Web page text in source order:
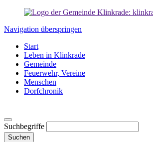
Navigation überspringen
Start
Leben in Klinkrade
Gemeinde
Feuerwehr, Vereine
Menschen
Dorfchronik
Suchbegriffe
Suchen